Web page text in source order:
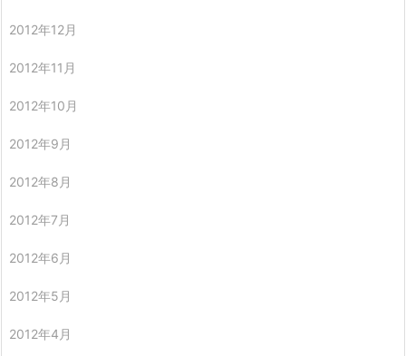
2012年12月
2012年11月
2012年10月
2012年9月
2012年8月
2012年7月
2012年6月
2012年5月
2012年4月